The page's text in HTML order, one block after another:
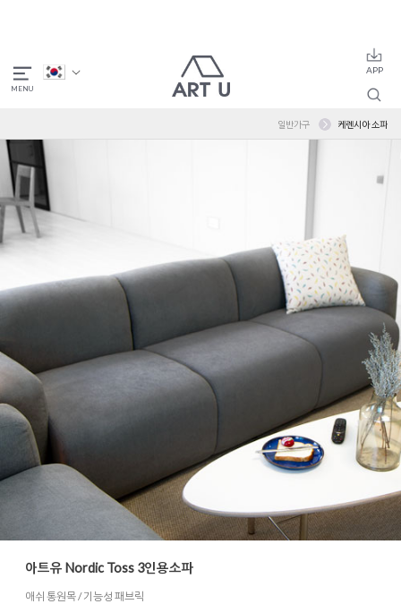
일반가구 케렌시아 소파
아트유 Nordic Toss 3인용소파
애쉬 통원목 / 기능성 패브릭